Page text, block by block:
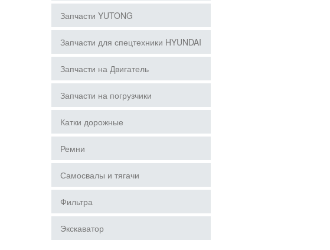
Запчасти YUTONG
Запчасти для спецтехники HYUNDAI
Запчасти на Двигатель
Запчасти на погрузчики
Катки дорожные
Ремни
Самосвалы и тягачи
Фильтра
Экскаватор